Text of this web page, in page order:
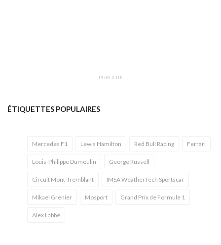
PUBLICITÉ
ÉTIQUETTES POPULAIRES
Mercedes F1 Lewis Hamilton Red Bull Racing Ferrari
Louis-Philippe Dumoulin George Russell
Circuit Mont-Tremblant IMSA WeatherTech Sportscar
Mikael Grenier Mosport Grand Prix de Formule 1
Alex Labbé